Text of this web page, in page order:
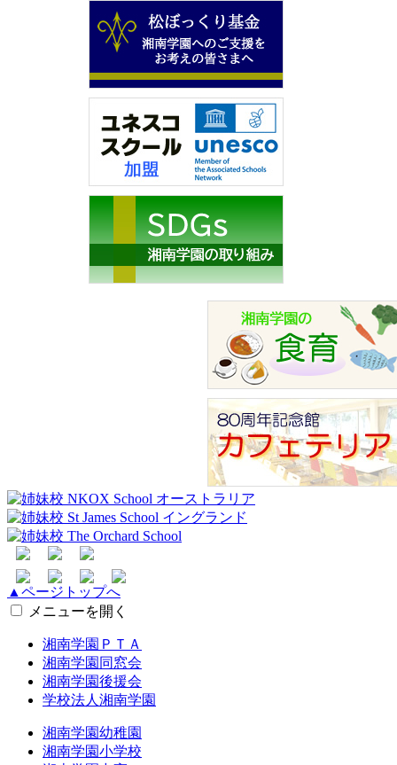
▲ページトップへ
メニューを開く
湘南学園ＰＴＡ
湘南学園同窓会
湘南学園後援会
学校法人湘南学園
湘南学園幼稚園
湘南学園小学校